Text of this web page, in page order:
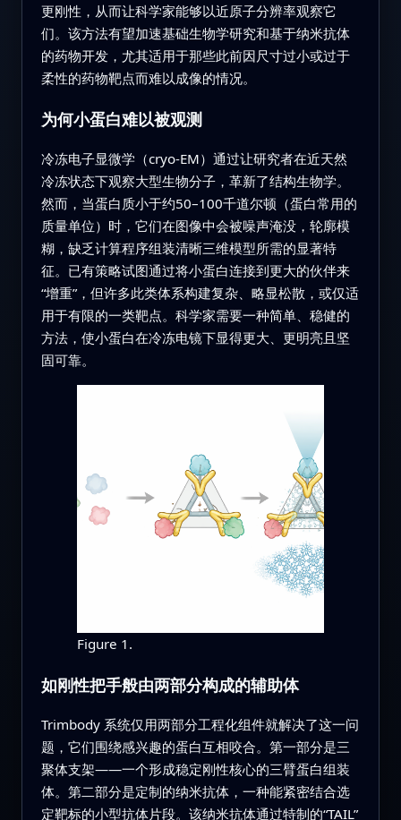
更刚性，从而让科学家能够以近原子分辨率观察它
们。该方法有望加速基础生物学研究和基于纳米抗体
的药物开发，尤其适用于那些此前因尺寸过小或过于
柔性的药物靶点而难以成像的情况。
为何小蛋白难以被观测
冷冻电子显微学（cryo-EM）通过让研究者在近天然
冷冻状态下观察大型生物分子，革新了结构生物学。
然而，当蛋白质小于约50–100千道尔顿（蛋白常用的
质量单位）时，它们在图像中会被噪声淹没，轮廓模
糊，缺乏计算程序组装清晰三维模型所需的显著特
征。已有策略试图通过将小蛋白连接到更大的伙伴来
“增重”，但许多此类体系构建复杂、略显松散，或仅适
用于有限的一类靶点。科学家需要一种简单、稳健的
方法，使小蛋白在冷冻电镜下显得更大、更明亮且坚
固可靠。
Figure 1.
如刚性把手般由两部分构成的辅助体
Trimbody 系统仅用两部分工程化组件就解决了这一问
题，它们围绕感兴趣的蛋白互相咬合。第一部分是三
聚体支架——一个形成稳定刚性核心的三臂蛋白组装
体。第二部分是定制的纳米抗体，一种能紧密结合选
定靶标的小型抗体片段。该纳米抗体通过特制的“TAIL”